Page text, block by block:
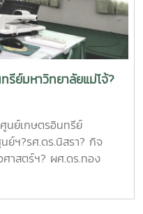
ในช่วงปีงบประมาณ 2563
ครงการวิจัยที่ได้รับการ
ารทุนด้านการเพิ่มความ
รวงผึ้ง ชั้น 5 สำนัก
นำเสนอความก้าวหน้า
กหน่วยบริหารและจัดการ
งขัน จำนวน 6 โครงการ
ท่องเที่ยวคาร์บอนสุทธิเป็น
รในพื้นที่ภาคเหนือตอนบน"
การ2.โครงการ "การ
นใหม่ หัวหน้า
ย์มหาวิทยาลัยแม่โจ้?
นย์เกษตรอินทรีย์
ย์ฯ?รศ.ดร.นิสรา? กิจ
าสตร์ฯ? ผศ.ดร.ทอง
จารย์/?เจ้าหน้าที่จาก